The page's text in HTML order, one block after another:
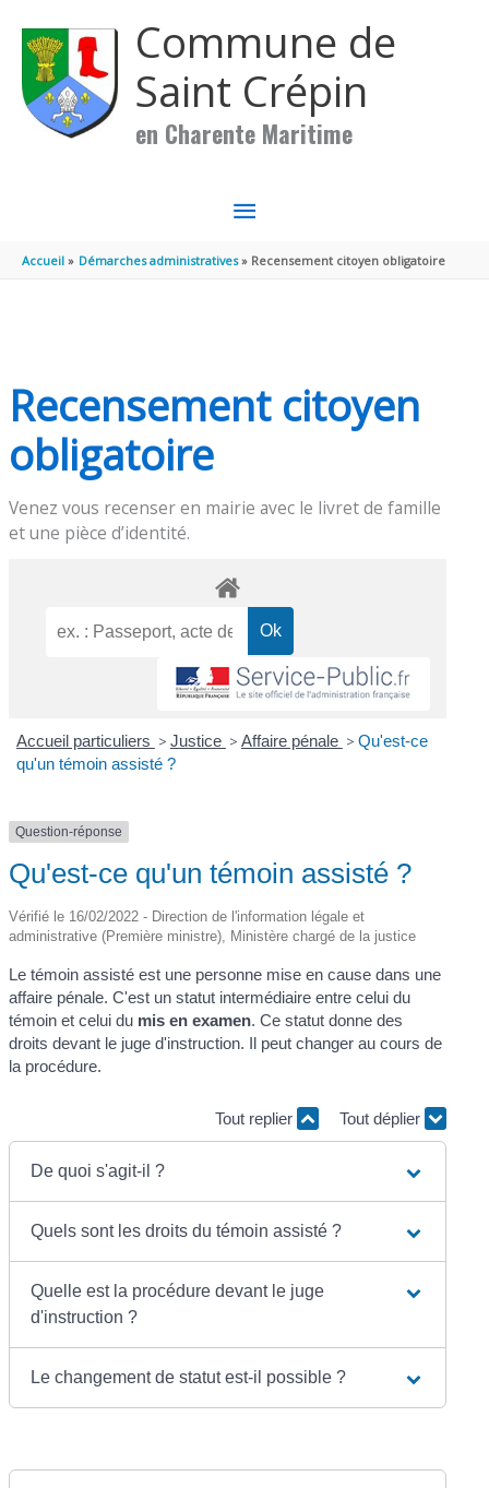
Commune de
Saint Crépin
en Charente Maritime
MENU
PRINCIPAL
Accueil Démarches administratives Recensement citoyen obligatoire
Recensement citoyen
obligatoire
Venez vous recenser en mairie avec le livret de famille
et une pièce d’identité.
Accueil particuliers > Justice > Affaire pénale > Qu'est-ce
qu'un témoin assisté ?
Question-réponse
Qu'est-ce qu'un témoin assisté ?
Vérifié le 16/02/2022 - Direction de l'information légale et
administrative (Première ministre), Ministère chargé de la justice
Le témoin assisté est une personne mise en cause dans une
affaire pénale. C'est un statut intermédiaire entre celui du
témoin et celui du mis en examen. Ce statut donne des
droits devant le juge d'instruction. Il peut changer au cours de
la procédure.
Tout replier Tout déplier
De quoi s'agit-il ?
Quels sont les droits du témoin assisté ?
Quelle est la procédure devant le juge
d'instruction ?
Le changement de statut est-il possible ?